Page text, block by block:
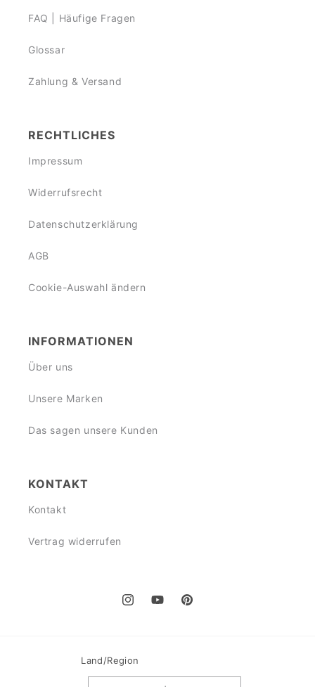
FAQ | Häufige Fragen
Glossar
Zahlung & Versand
RECHTLICHES
Impressum
Widerrufsrecht
Datenschutzerklärung
AGB
Cookie-Auswahl ändern
INFORMATIONEN
Über uns
Unsere Marken
Das sagen unsere Kunden
KONTAKT
Kontakt
Vertrag widerrufen
InstagramYouTubePinterest
Land/Region